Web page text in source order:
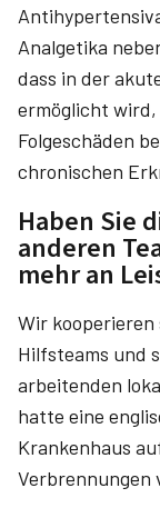
Analgetika
dass in der
ermöglicht
Folgeschäden
chronischen
Haben Sie
anderen
mehr an
Wir
Hilfsteams und
arbeitenden
hatte eine
Krankenhaus
Verbrennungen